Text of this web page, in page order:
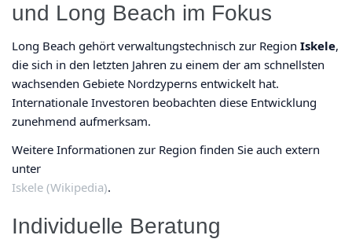
und Long Beach im Fokus
Long Beach gehört verwaltungstechnisch zur Region Iskele,
die sich in den letzten Jahren zu einem der am schnellsten
wachsenden Gebiete Nordzyperns entwickelt hat.
Internationale Investoren beobachten diese Entwicklung
zunehmend aufmerksam.
Weitere Informationen zur Region finden Sie auch extern
unter
Iskele (Wikipedia).
Individuelle Beratung